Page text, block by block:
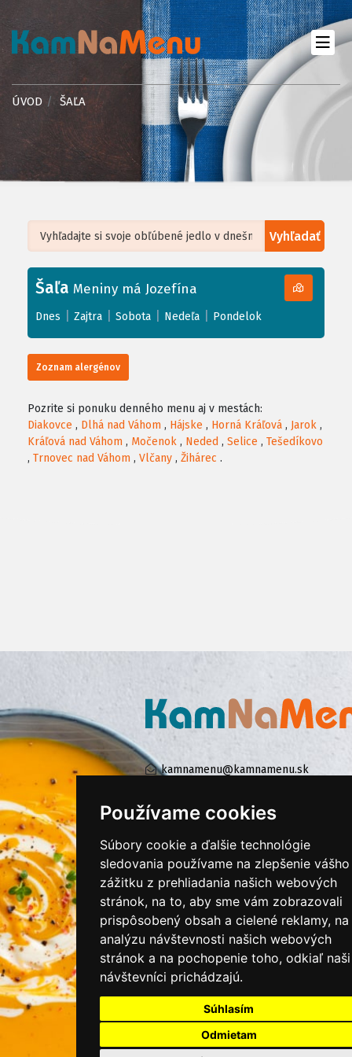
Používame cookies
Súbory cookie a ďalšie technológie
sledovania používame na zlepšenie vášho
zážitku z prehliadania našich webových
stránok, na to, aby sme vám zobrazovali
prispôsobený obsah a cielené reklamy, na
analýzu návštevnosti našich webových
stránok a na pochopenie toho, odkiaľ naši
návštevníci prichádzajú.
Súhlasím
Odmietam
ÚVOD ŠAĽA
Vyhľadať
+
−
Leaflet| ©OpenStreetMap, Tiles courtesy ofHumanitarian OpenStreetMap
Šaľa Meniny má Jozefína
Dnes Zajtra Sobota Nedeľa Pondelok
Zoznam alergénov
Pozrite si ponuku denného menu aj v mestách:
Diakovce , Dlhá nad Váhom , Hájske , Horná Kráľová , Jarok ,
Kráľová nad Váhom , Močenok , Neded , Selice , Tešedíkovo
, Trnovec nad Váhom , Vlčany , Žihárec .
kamnamenu@kamnamenu.sk
instagram/kamnamenu.sk
KONTAKTUJTE NÁS
PRIHLÁSIŤ SA DO ZÁKAZNÍCKEJ ZÓNY
Všeobecné obchodné podmienky
Ochrana osobných údajov
Moje KamNaMenu